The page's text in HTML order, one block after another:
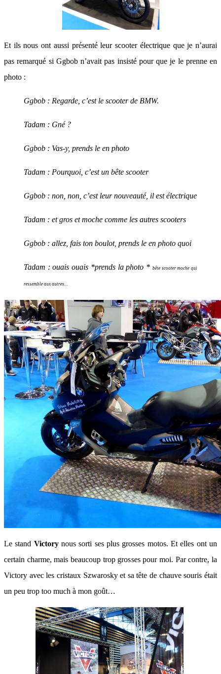
Et ils nous ont aussi présenté leur scooter électrique que je n’aurai
pas remarqué si Ggbob n’avait pas insisté pour que je le prenne en
photo :
Ggbob : Regarde, c’est le scooter de BMW.
Tadam : Gné ?
Ggbob : Vas-y, prends le en photo
Tadam : Pourquoi, c’est un bête scooter
Ggbob : non, non, c’est leur nouveauté, il est électrique
Tadam : et gros et moche comme les autres scooters
Ggbob : allez, fais ton boulot, prends le en photo quoi
Tadam : ouais ouais *prends la photo * bête scooter moche qui
ressemble aux autres…
Le stand Victorynous sorti ses plus grosses motos. Et elles ont un
certain charme, mais beaucoup trop grosses pour moi. Par contre, la
Victory avec les cristaux Szwarosky et sa tête de chauve souris était
un peu trop too much à mon goût…